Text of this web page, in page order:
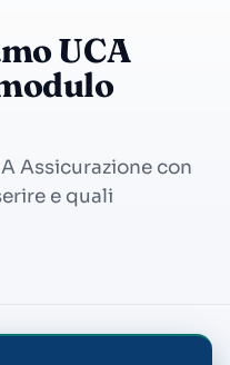
UCA
Assicurazione con
e quali